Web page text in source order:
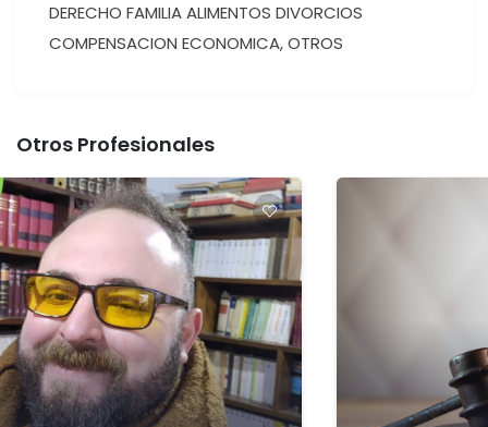
DERECHO FAMILIA ALIMENTOS DIVORCIOS
COMPENSACION ECONOMICA, OTROS
Otros Profesionales